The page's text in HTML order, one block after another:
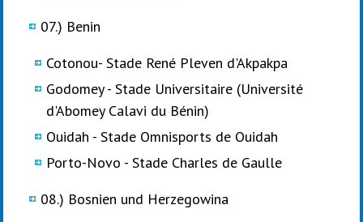
07.) Benin
Cotonou- Stade René Pleven d'Akpakpa
Godomey - Stade Universitaire (Université
d'Abomey Calavi du Bénin)
Ouidah - Stade Omnisports de Ouidah
Porto-Novo - Stade Charles de Gaulle
08.) Bosnien und Herzegowina